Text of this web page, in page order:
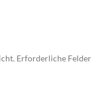
Erforderliche Felder